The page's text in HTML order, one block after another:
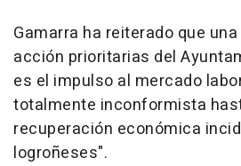
Gamarra ha reiterado que
acción prioritarias del
es el impulso al mercado
totalmente inconformista
recuperación económica
logroñeses".